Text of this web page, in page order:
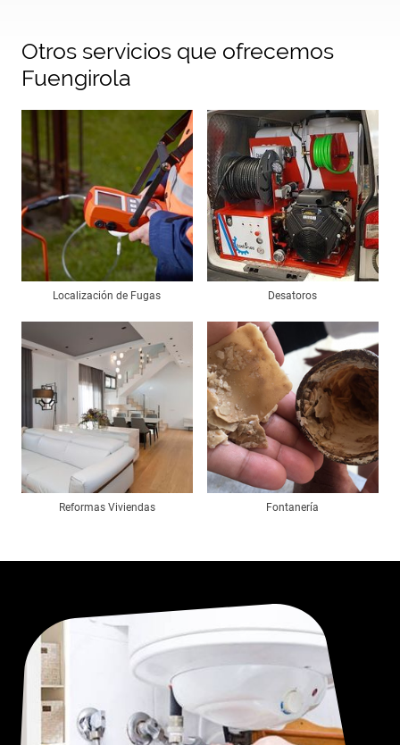
Otros servicios que ofrecemos
Fuengirola
Localización de Fugas Desatoros
Reformas Viviendas Fontanería